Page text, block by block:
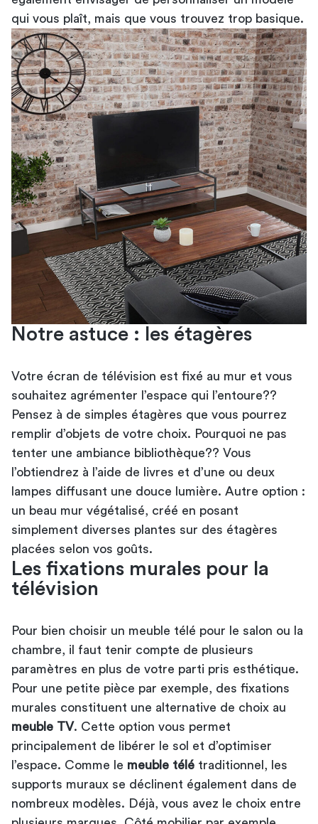
qui vous plaît, mais que vous trouvez trop basique.
Notre astuce : les étagères
Votre écran de télévision est fixé au mur et vous
souhaitez agrémenter l’espace qui l’entoure??
Pensez à de simples étagères que vous pourrez
remplir d’objets de votre choix. Pourquoi ne pas
tenter une ambiance bibliothèque?? Vous
l’obtiendrez à l’aide de livres et d’une ou deux
lampes diffusant une douce lumière. Autre option :
un beau mur végétalisé, créé en posant
simplement diverses plantes sur des étagères
placées selon vos goûts.
Les fixations murales pour la
télévision
Pour bien choisir un meuble télé pour le salon ou la
chambre , il faut tenir compte de plusieurs
paramètres en plus de votre parti pris esthétique.
Pour une petite pièce par exemple, des fixations
murales constituent une alternative de choix au
meuble TV. Cette option vous permet
principalement de libérer le sol et d’optimiser
l’espace. Comme le meuble télé traditionnel, les
supports muraux se déclinent également dans de
nombreux modèles. Déjà, vous avez le choix entre